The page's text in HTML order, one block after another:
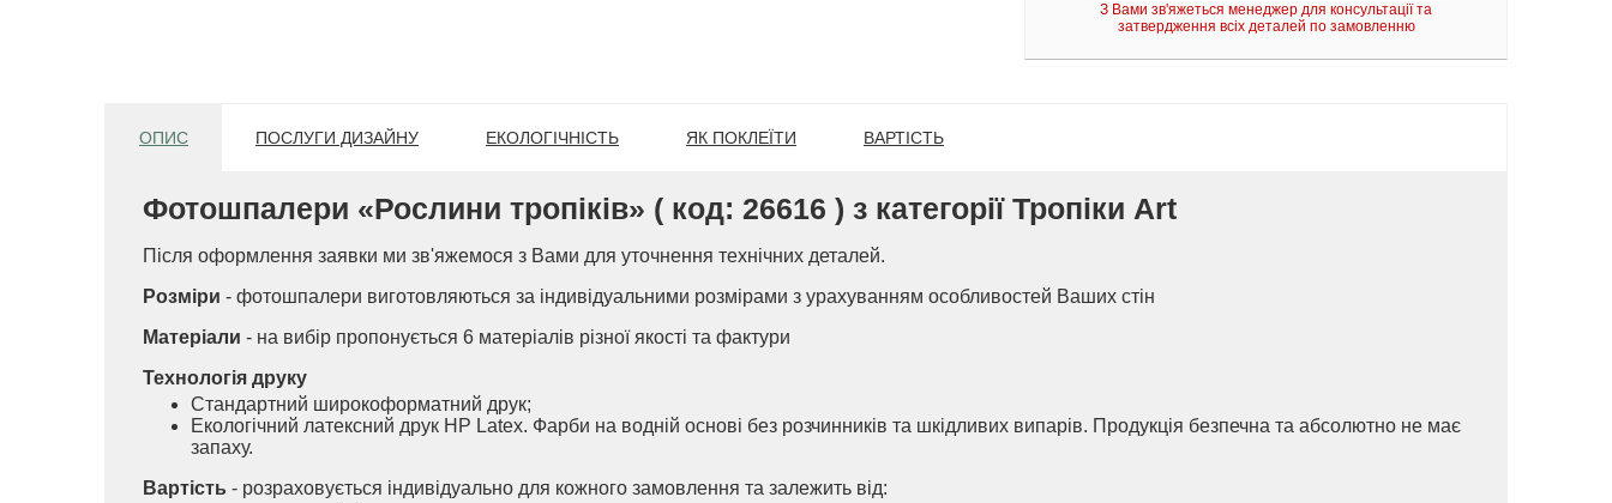
З Вами зв'яжеться менеджер для консультації та
затвердження всіх деталей по замовленню
ОПИС ПОСЛУГИ ДИЗАЙНУ ЕКОЛОГІЧНІСТЬ ЯК ПОКЛЕЇТИ ВАРТІСТЬ
Фотошпалери «Рослини тропіків» ( код: 26616 ) з категорії Тропіки Art
Після оформлення заявки ми зв'яжемося з Вами для уточнення технічних деталей.
Розміри - фотошпалери виготовляються за індивідуальними розмірами з урахуванням особливостей Ваших стін
Матеріали - на вибір пропонується 6 матеріалів різної якості та фактури
Технологія друку
Стандартний широкоформатний друк;
Екологічний латексний друк HP Latex. Фарби на водній основі без розчинників та шкідливих випарів. Продукція безпечна та абсолютно не має
запаху.
Вартість - розраховується індивідуально для кожного замовлення та залежить від: